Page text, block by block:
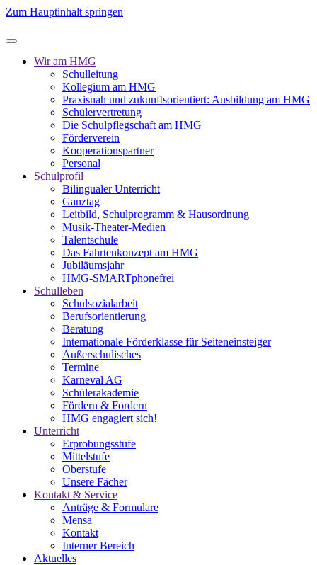
Zum Hauptinhalt springen
Wir am HMG
Schulleitung
Kollegium am HMG
Praxisnah und zukunftsorientiert: Ausbildung am HMG
Schülervertretung
Die Schulpflegschaft am HMG
Förderverein
Kooperationspartner
Personal
Schulprofil
Bilingualer Unterricht
Ganztag
Leitbild, Schulprogramm & Hausordnung
Musik-Theater-Medien
Talentschule
Das Fahrtenkonzept am HMG
Jubiläumsjahr
HMG-SMARTphonefrei
Schulleben
Schulsozialarbeit
Berufsorientierung
Beratung
Internationale Förderklasse für Seiteneinsteiger
Außerschulisches
Termine
Karneval AG
Schülerakademie
Fördern & Fordern
HMG engagiert sich!
Unterricht
Erprobungsstufe
Mittelstufe
Oberstufe
Unsere Fächer
Kontakt & Service
Anträge & Formulare
Mensa
Kontakt
Interner Bereich
Aktuelles